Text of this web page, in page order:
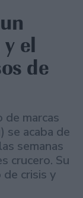
el
de
marcas
se acaba de
semanas
crucero. Su
crisis y